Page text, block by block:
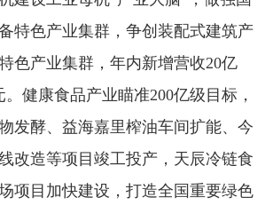
特色产业集群，争创装配式建筑产
色产业集群，年内新增营收20亿
健康食品产业瞄准200亿级目标，
发酵、益海嘉里榨油车间扩能、今
改造等项目竣工投产，天辰冷链食
项目加快建设，打造全国重要绿色